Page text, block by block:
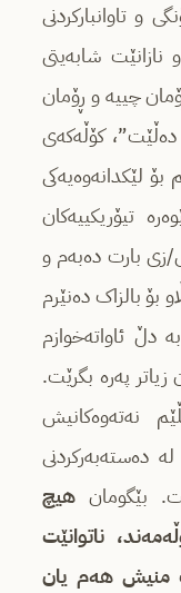
و تاوانبارکردنی
نازانێت شابەیتی
چییە و ڕۆمان
کۆڵەکەی
لێکدانەوەیەکی
تیۆریکییەکان
زی بارت دەبەم و
بۆ بالزاک دەنێرم
دڵ ئاواتەخوازم
پەرە بگرێت.
نەتەوەکانیش
دەستەبەرکردنی
بێگومان هیچ
ناتوانێت
منیش هەم یان